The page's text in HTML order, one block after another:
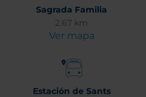
Sagrada Familia
2.67 km
Ver mapa
Estación de Sants